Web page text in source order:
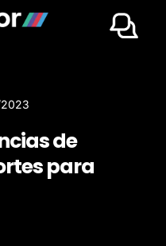
de
para